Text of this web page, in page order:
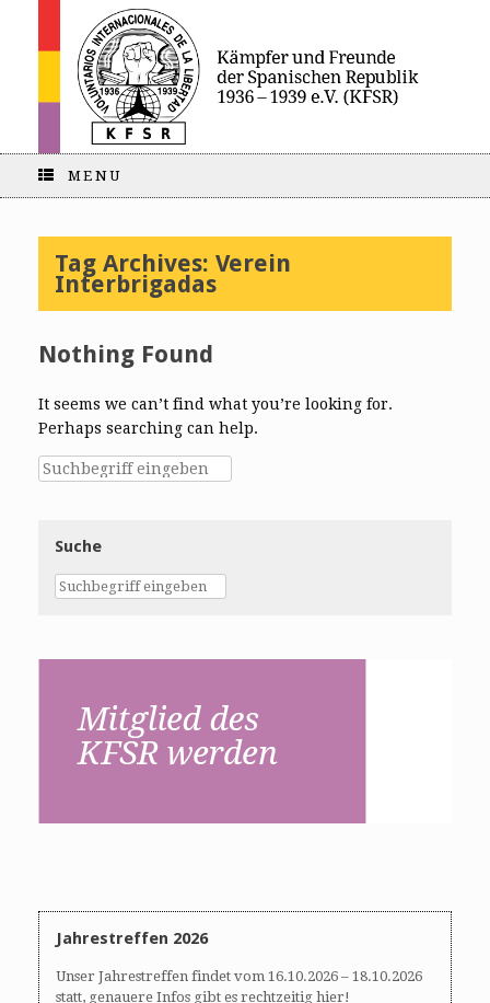
MENU
Tag Archives: Verein
Interbrigadas
Nothing Found
It seems we can’t find what you’re looking for.
Perhaps searching can help.
Suche
Jahrestreffen 2026
Unser Jahrestreffen findet vom 16.10.2026 – 18.10.2026
statt, genauere Infos gibt es rechtzeitig hier!